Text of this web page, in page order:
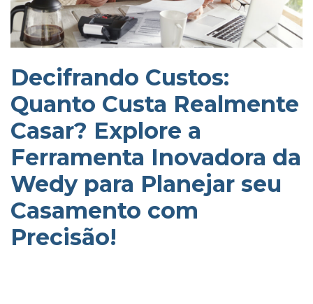
Decifrando Custos:
Quanto Custa Realmente
Casar? Explore a
Ferramenta Inovadora da
Wedy para Planejar seu
Casamento com
Precisão!